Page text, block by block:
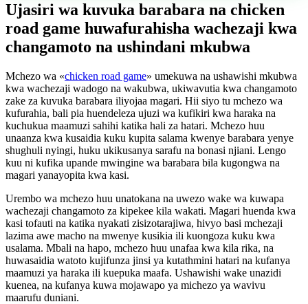
Ujasiri wa kuvuka barabara na chicken
road game huwafurahisha wachezaji kwa
changamoto na ushindani mkubwa
Mchezo wa «chicken road game» umekuwa na ushawishi mkubwa
kwa wachezaji wadogo na wakubwa, ukiwavutia kwa changamoto
zake za kuvuka barabara iliyojaa magari. Hii siyo tu mchezo wa
kufurahia, bali pia huendeleza ujuzi wa kufikiri kwa haraka na
kuchukua maamuzi sahihi katika hali za hatari. Mchezo huu
unaanza kwa kusaidia kuku kupita salama kwenye barabara yenye
shughuli nyingi, huku ukikusanya sarafu na bonasi njiani. Lengo
kuu ni kufika upande mwingine wa barabara bila kugongwa na
magari yanayopita kwa kasi.
Urembo wa mchezo huu unatokana na uwezo wake wa kuwapa
wachezaji changamoto za kipekee kila wakati. Magari huenda kwa
kasi tofauti na katika nyakati zisizotarajiwa, hivyo basi mchezaji
lazima awe macho na mwenye kusikia ili kuongoza kuku kwa
usalama. Mbali na hapo, mchezo huu unafaa kwa kila rika, na
huwasaidia watoto kujifunza jinsi ya kutathmini hatari na kufanya
maamuzi ya haraka ili kuepuka maafa. Ushawishi wake unazidi
kuenea, na kufanya kuwa mojawapo ya michezo ya wavivu
maarufu duniani.